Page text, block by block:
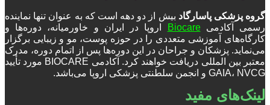
گروه پزشکی پاسارگاد بیش از دو دهه است که به عنوان تنها نماینده
رسمی آکادمیBiocare
اروپا در ایران و خاورمیانه، دوره‌ها و
کارگاه‌های آموزشی متعددی را در حوزه پوست، مو و زیبایی برگزار
می‌نماید. پزشکان و جراحان در این دوره‌ها پس از اتمام دوره، مدرک
معتبر بین المللی دریافت خواهند کرد. آکادمی BIOCARE مورد تأیید
GAIA، NVCG و انجمن سلطنتی پزشکی اروپا می‌باشد.
لینک‌های مفید